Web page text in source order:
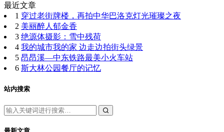
最近文章
1 穿过老街牌楼，再拍中华巴洛克灯光璀璨之夜
2 美丽醉人郁金香
3 绝源体摄影：雪中残荷
4 我的城市我的家 边走边拍街头绿景
5 昂昂溪—中东铁路最美小火车站
6 斯大林公园餐厅的记忆
站内搜索